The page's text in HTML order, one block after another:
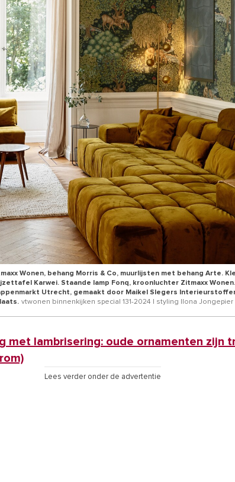
Wonen, behang Morris & Co, muurlijsten met behang Arte.
Karwei. Staande lamp Fonq, kroonluchter Zitmaxx
Utrecht, gemaakt door Maikel Slegers
vtwonen binnenkijken special 131-2024 | styling Ilona
met lambrisering: oude ornamenten zijn
Lees verder onder de advertentie